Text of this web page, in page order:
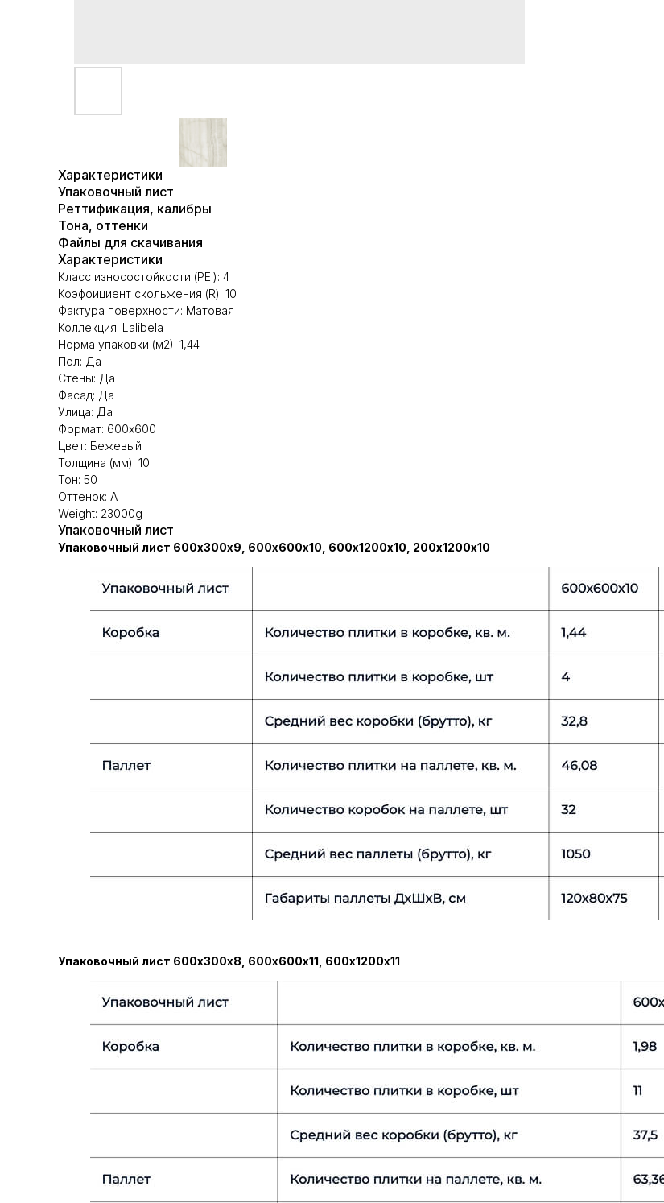
Характеристики
Упаковочный лист
Реттификация, калибры
Тона, оттенки
Файлы для скачивания
Характеристики
Класс износостойкости (PEI): 4
Коэффициент скольжения (R): 10
Фактура поверхности: Матовая
Коллекция: Lalibela
Норма упаковки (м2): 1,44
Пол: Да
Стены: Да
Фасад: Да
Улица: Да
Формат: 600х600
Цвет: Бежевый
Толщина (мм): 10
Тон: 50
Оттенок: А
Weight: 23000g
Упаковочный лист
Упаковочный лист 600х300х9, 600х600х10, 600х1200х10, 200х1200х10
Упаковочный лист 600х300х8, 600х600х11, 600х1200х11